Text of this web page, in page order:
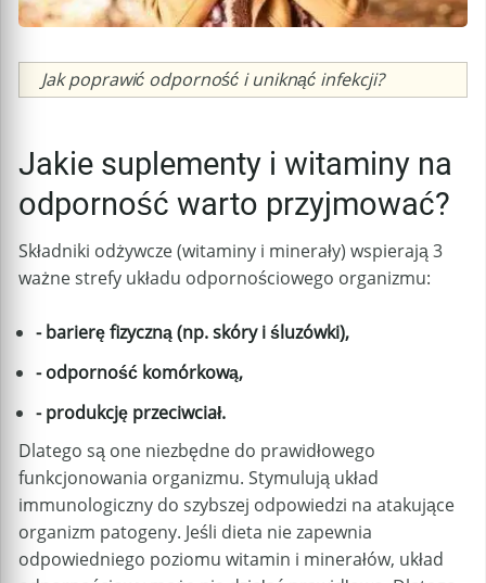
Caption
Jak poprawić odporność i uniknąć infekcji?
Jakie suplementy i witaminy na
odporność warto przyjmować?
Składniki odżywcze (witaminy i minerały) wspierają 3
ważne strefy układu odpornościowego organizmu:
- barierę fizyczną (np. skóry i śluzówki),
- odporność komórkową,
- produkcję przeciwciał.
Dlatego są one niezbędne do prawidłowego
funkcjonowania organizmu. Stymulują układ
immunologiczny do szybszej odpowiedzi na atakujące
organizm patogeny. Jeśli dieta nie zapewnia
odpowiedniego poziomu witamin i minerałów, układ